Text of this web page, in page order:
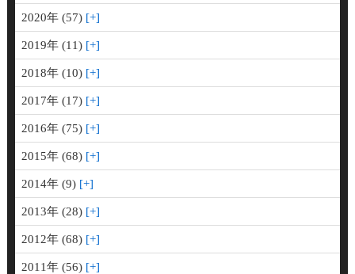
2020年 (57)
2019年 (11)
2018年 (10)
2017年 (17)
2016年 (75)
2015年 (68)
2014年 (9)
2013年 (28)
2012年 (68)
2011年 (56)